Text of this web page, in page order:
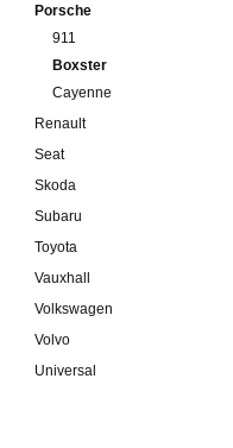
Porsche
911
Boxster
Cayenne
Renault
Seat
Skoda
Subaru
Toyota
Vauxhall
Volkswagen
Volvo
Universal